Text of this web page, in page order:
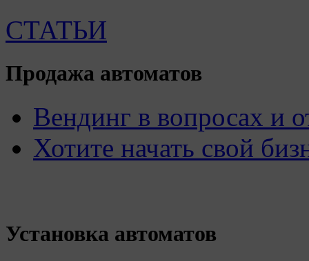
СТАТЬИ
Продажа автоматов
Вендинг в вопросах и
Хотите начать свой
Установка автоматов